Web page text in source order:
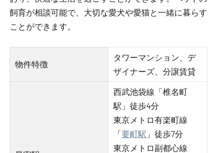
飼育が相談可能で、大切な愛犬や愛猫と一緒に暮らす
ことができます。
物件特徴
タワーマンション、デ
ザイナーズ、分譲賃貸
西武池袋線「椎名町
駅」徒歩4分
東京メトロ有楽町線
「要町駅 」徒歩7分
東京メトロ副都心線